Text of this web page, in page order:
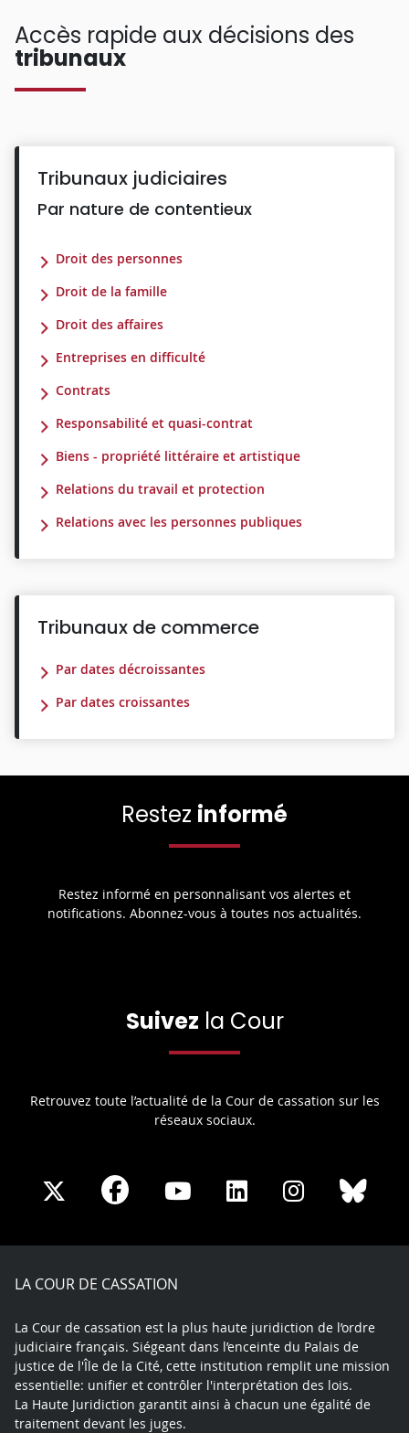
Accès rapide aux décisions des
tribunaux
Tribunaux judiciaires
Par nature de contentieux
Droit des personnes
Droit de la famille
Droit des affaires
Entreprises en difficulté
Contrats
Responsabilité et quasi-contrat
Biens - propriété littéraire et artistique
Relations du travail et protection
Relations avec les personnes publiques
Tribunaux de commerce
Par dates décroissantes
Par dates croissantes
Restez informé
Restez informé en personnalisant vos alertes et
notifications. Abonnez-vous à toutes nos actualités.
Suivez la Cour
Retrouvez toute l’actualité de la Cour de cassation sur les
réseaux sociaux.
Share
X
Share
Facebook
Share
Youtube
Share
LinkedIn
Share
Instagram
LA COUR DE CASSATION
La Cour de cassation est la plus haute juridiction de l’ordre
judiciaire français. Siégeant dans l’enceinte du Palais de
justice de l'Île de la Cité, cette institution remplit une mission
essentielle: unifier et contrôler l'interprétation des lois.
La Haute Juridiction garantit ainsi à chacun une égalité de
traitement devant les juges.